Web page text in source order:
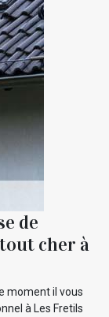
de
cher à
moment il vous
à Les Fretils